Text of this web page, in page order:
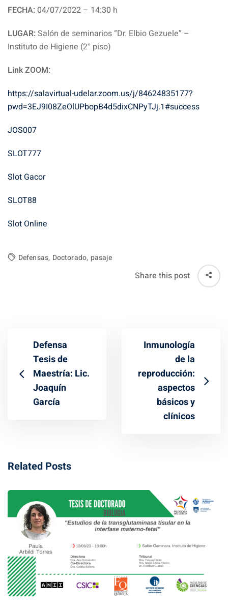
FECHA: 04/07/2022 – 14:30 h
LUGAR: Salón de seminarios “Dr. Elbio Gezuele” –
Instituto de Higiene (2° piso)
Link ZOOM:
https://salavirtual-udelar.zoom.us/j/84624835177?
pwd=3EJ9I08ZeOlUPbopB4d5dixCNPyTJj.1#success
JOS007
SLOT777
Slot Gacor
SLOT88
Slot Online
Defensas, Doctorado, pasaje
Share this post
Defensa
Tesis de
Maestría: Lic.
Joaquín
García
Inmunología
de la
reproducción:
aspectos
básicos y
clínicos
Related Posts